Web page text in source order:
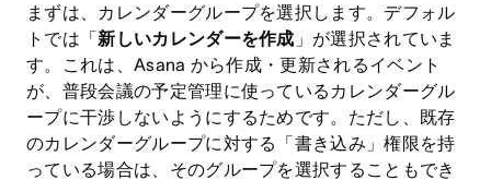
まずは、カレンダーグループを選択します。デフォル
トでは「新しいカレンダーを作成 」が選択されていま
す。これは、Asana から作成・更新されるイベント
が、普段会議の予定管理に使っているカレンダーグル
ープに干渉しないようにするためです。ただし、既存
のカレンダーグループに対する「書き込み」権限を持
っている場合は、そのグループを選択することもでき